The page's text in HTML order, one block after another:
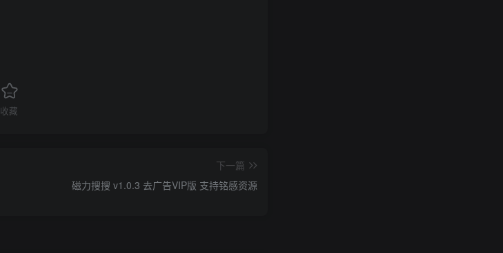
收藏
下一篇
磁力搜搜 v1.0.3 去广告VIP版 支持铭感资源